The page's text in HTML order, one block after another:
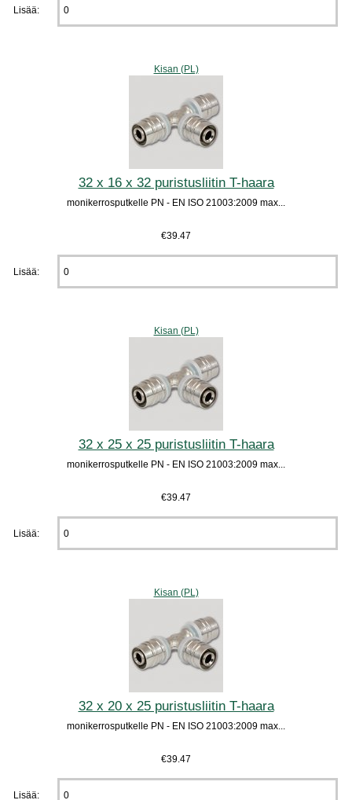
Lisää:
Kisan (PL)
32 x 16 x 32 puristusliitin T-haara
monikerrosputkelle PN - EN ISO 21003:2009 max...
€39.47
Lisää:
Kisan (PL)
32 x 25 x 25 puristusliitin T-haara
monikerrosputkelle PN - EN ISO 21003:2009 max...
€39.47
Lisää:
Kisan (PL)
32 x 20 x 25 puristusliitin T-haara
monikerrosputkelle PN - EN ISO 21003:2009 max...
€39.47
Lisää: